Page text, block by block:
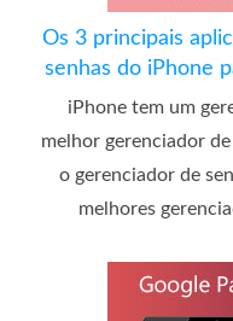
Os 3 principais
senhas do iPhone
iPhone tem um
melhor gerenciador
o gerenciador de
melhores